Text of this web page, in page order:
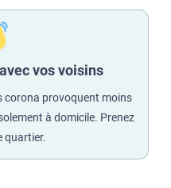
vos voisins
corona provoquent moins
à domicile. Prenez
quartier.